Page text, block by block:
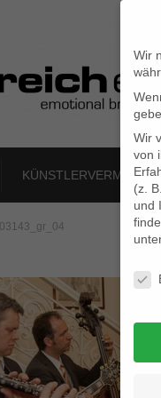
03143_gr_04
Wir
Wir
von
(z.
und